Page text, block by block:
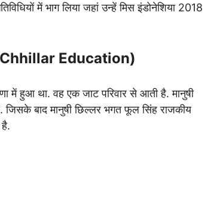
में भाग लिया जहां उन्हें मिस इंडोनेशिया 2018
Chhillar Education)
में हुआ था. वह एक जाट परिवार से आती है. मानुषी
जिसके बाद मानुषी छिल्लर भगत फूल सिंह राजकीय
है.